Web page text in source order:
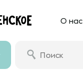
О нас